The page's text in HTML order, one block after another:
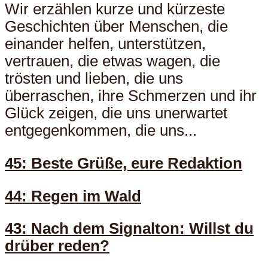
Wir erzählen kurze und kürzeste
Geschichten über Menschen, die
einander helfen, unterstützen,
vertrauen, die etwas wagen, die
trösten und lieben, die uns
überraschen, ihre Schmerzen und ihr
Glück zeigen, die uns unerwartet
entgegenkommen, die uns...
45: Beste Grüße, eure Redaktion
44: Regen im Wald
43: Nach dem Signalton: Willst du
drüber reden?